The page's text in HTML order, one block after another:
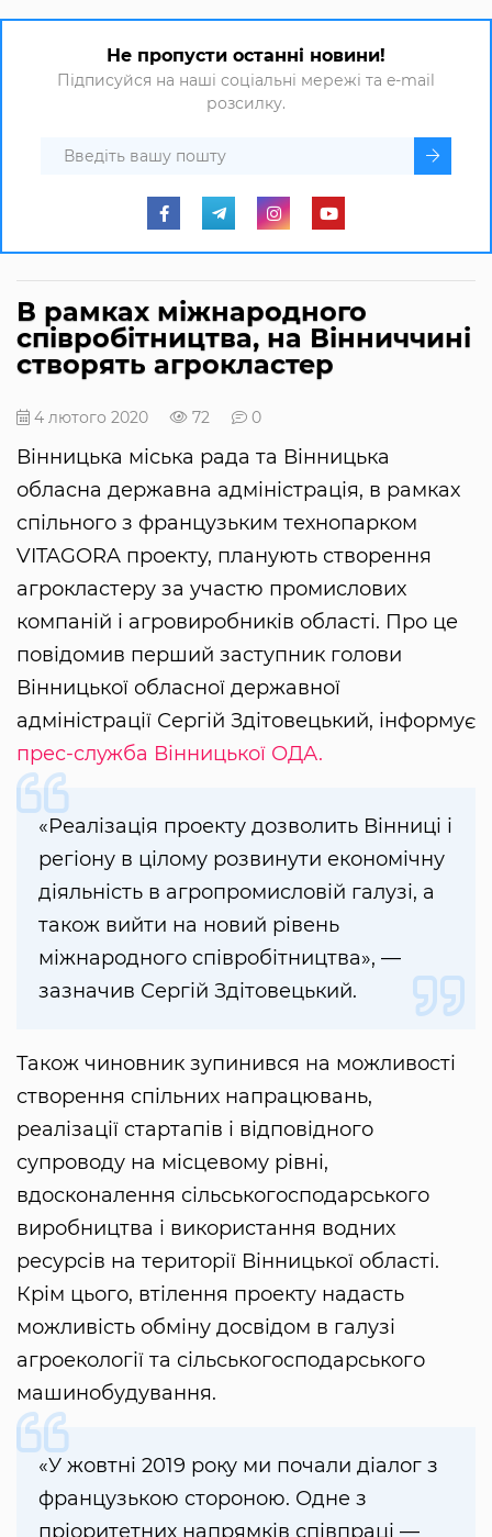
Не пропусти останні новини!
Підписуйся на наші соціальні мережі та e-mail
розсилку.
В рамках міжнародного
співробітництва, на Вінниччині
створять агрокластер
4 лютого 2020 72 0
Вінницька міська рада та Вінницька
обласна державна адміністрація, в рамках
спільного з французьким технопарком
VITAGORA проекту, планують створення
агрокластеру за участю промислових
компаній і агровиробників області. Про це
повідомив перший заступник голови
Вінницької обласної державної
адміністрації Сергій Здітовецький, інформує
прес-служба Вінницької ОДА.
«Реалізація проекту дозволить Вінниці і
регіону в цілому розвинути економічну
діяльність в агропромисловій галузі, а
також вийти на новий рівень
міжнародного співробітництва», —
зазначив Сергій Здітовецький.
Також чиновник зупинився на можливості
створення спільних напрацювань,
реалізації стартапів і відповідного
супроводу на місцевому рівні,
вдосконалення сільськогосподарського
виробництва і використання водних
ресурсів на території Вінницької області.
Крім цього, втілення проекту надасть
можливість обміну досвідом в галузі
агроекології та сільськогосподарського
машинобудування.
«У жовтні 2019 року ми почали діалог з
французькою стороною. Одне з
пріоритетних напрямків співпраці —